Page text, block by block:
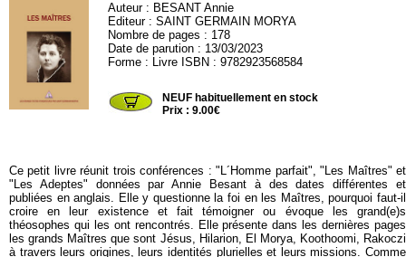
Auteur : BESANT Annie
Editeur :SAINT GERMAIN MORYA
Nombre de pages : 178
Date de parution : 13/03/2023
Forme : Livre ISBN : 9782923568584
NEUF habituellement en stock
Prix : 9.00€
Ce petit livre réunit trois conférences : "L´Homme parfait", "Les Maîtres" et
"Les Adeptes" données par Annie Besant à des dates différentes et
publiées en anglais. Elle y questionne la foi en les Maîtres, pourquoi faut-il
croire en leur existence et fait témoigner ou évoque les grand(e)s
théosophes qui les ont rencontrés. Elle présente dans les dernières pages
les grands Maîtres que sont Jésus, Hilarion, El Morya, Koothoomi, Rakoczi
à travers leurs origines, leurs identités plurielles et leurs missions. Comme